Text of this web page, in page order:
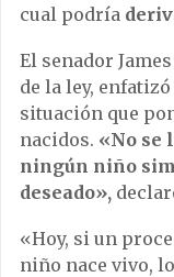
cual podría
El senador
de la ley,
situación que
nacidos. «No se
ningún niño
deseado»,
«Hoy, si un
niño nace vivo,